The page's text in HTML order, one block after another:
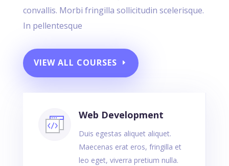
convallis. Morbi fringilla sollicitudin scelerisque.
In pellentesque
VIEW ALL COURSES
Web Development
Duis egestas aliquet aliquet.
Maecenas erat eros, fringilla et
leo eget, viverra pretium nulla.